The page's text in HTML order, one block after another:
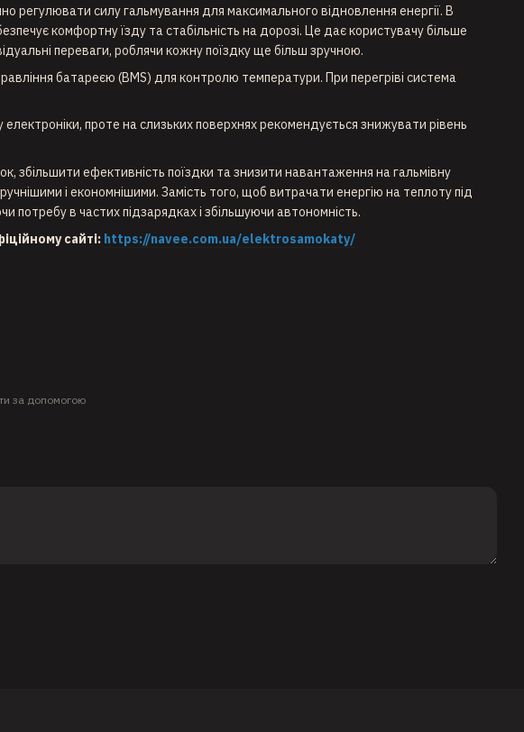
регулювати силу гальмування для максимального відновлення енергії. В
комфортну їзду та стабільність на дорозі. Це дає користувачу більше
переваги, роблячи кожну поїздку ще більш зручною.
батареєю (BMS) для контролю температури. При перегріві система
проте на слизьких поверхнях рекомендується знижувати рівень
збільшити ефективність поїздки та знизити навантаження на гальмівну
і економнішими. Замість того, щоб витрачати енергію на теплоту під
потребу в частих підзарядках і збільшуючи автономність.
сайті: https://navee.com.ua/elektrosamokaty/
за допомогою